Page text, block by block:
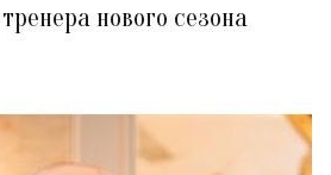
нового сезона